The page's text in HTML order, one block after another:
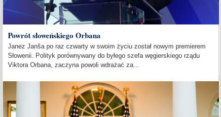
Powrót słoweńskiego Orbana
Janez Janša po raz czwarty w swoim życiu został nowym premierem
Słowenii. Polityk porównywany do byłego szefa węgierskiego rządu
Viktora Orbana, zaczyna powoli wdrażać za...